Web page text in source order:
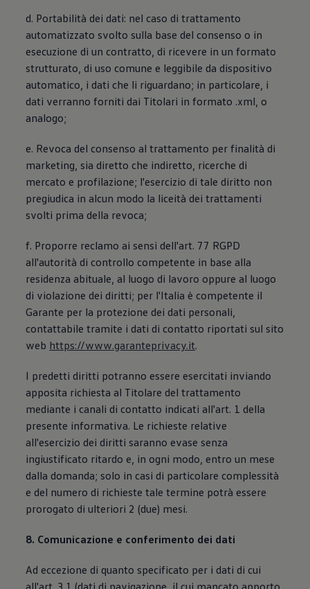
d. Portabilità dei dati: nel caso di trattamento
automatizzato svolto sulla base del consenso o in
esecuzione di un contratto, di ricevere in un formato
strutturato, di uso comune e leggibile da dispositivo
automatico, i dati che li riguardano; in particolare, i
dati verranno forniti dai Titolari in formato .xml, o
analogo;
e. Revoca del consenso al trattamento per finalità di
marketing, sia diretto che indiretto, ricerche di
mercato e profilazione; l'esercizio di tale diritto non
pregiudica in alcun modo la liceità dei trattamenti
svolti prima della revoca;
f. Proporre reclamo ai sensi dell'art. 77 RGPD
all'autorità di controllo competente in base alla
residenza abituale, al luogo di lavoro oppure al luogo
di violazione dei diritti; per l'Italia è competente il
Garante per la protezione dei dati personali,
contattabile tramite i dati di contatto riportati sul sito
web https://www.garanteprivacy.it.
I predetti diritti potranno essere esercitati inviando
apposita richiesta al Titolare del trattamento
mediante i canali di contatto indicati all'art. 1 della
presente informativa. Le richieste relative
all'esercizio dei diritti saranno evase senza
ingiustificato ritardo e, in ogni modo, entro un mese
dalla domanda; solo in casi di particolare complessità
e del numero di richieste tale termine potrà essere
prorogato di ulteriori 2 (due) mesi.
8. Comunicazione e conferimento dei dati
Ad eccezione di quanto specificato per i dati di cui
all'art. 3.1 (dati di navigazione, il cui mancato apporto